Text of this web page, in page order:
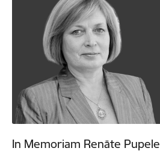
In Memoriam Renāte Pupele